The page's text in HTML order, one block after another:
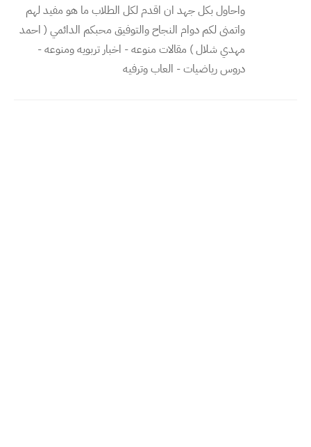
واحاول بكل جهد ان اقدم لكل الطلاب ما هو مفيد لهم
واتمنى لكم دوام النجاح والتوفيق محبكم الدائمي ( احمد
مهدي شلال ) مقالات منوعه - اخبار تربويه ومنوعه -
دروس رياضيات - العاب وترفيه